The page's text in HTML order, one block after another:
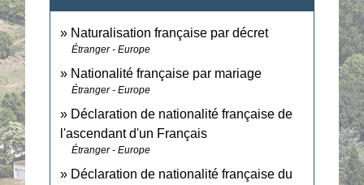
Naturalisation française par décret
Étranger - Europe
Nationalité française par mariage
Étranger - Europe
Déclaration de nationalité française de
l'ascendant d'un Français
Étranger - Europe
Déclaration de nationalité française du